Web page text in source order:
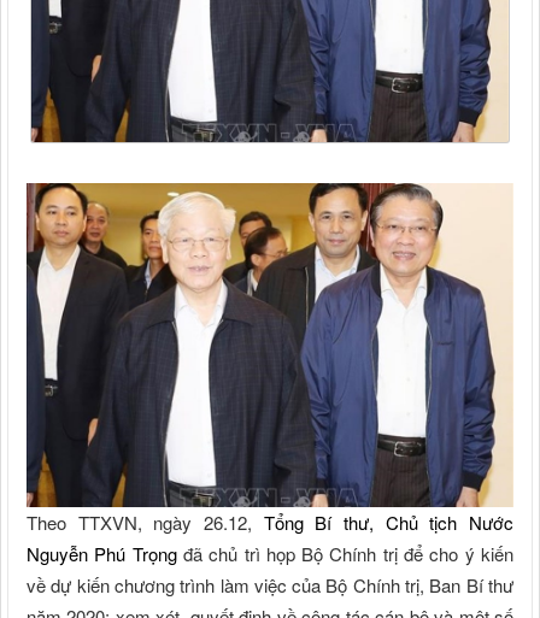
Theo TTXVN, ngày 26.12, Tổng Bí thư, Chủ tịch Nước
Nguyễn Phú Trọngđã chủ trì họp Bộ Chính trị để cho ý kiến
về dự kiến chương trình làm việc của Bộ Chính trị, Ban Bí thư